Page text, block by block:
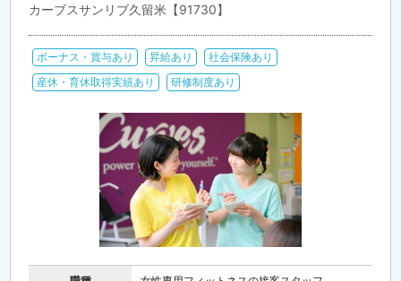
カーブスサンリブ久留米【91730】
ボーナス・賞与あり 昇給あり
社会保険あり
産休・育休取得実績あり
研修制度あり